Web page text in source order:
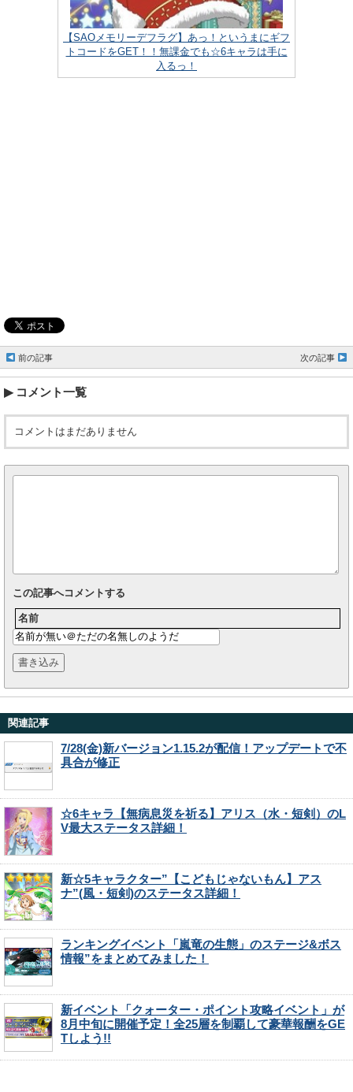
【SAOメモリーデフラグ】あっ！というまにギフ
トコードをGET！！無課金でも☆6キャラは手に
入るっ！
前の記事 次の記事
コメント一覧
コメントはまだありません
この記事へコメントする
名前
関連記事
7/28(金)新バージョン1.15.2が配信！アップデートで不
具合が修正
☆6キャラ【無病息災を祈る】アリス（水・短剣）のL
V最大ステータス詳細！
新☆5キャラクター”【こどもじゃないもん】アス
ナ”(風・短剣)のステータス詳細！
ランキングイベント「嵐竜の生態」のステージ&ボス
情報”をまとめてみました！
新イベント「クォーター・ポイント攻略イベント」が
8月中旬に開催予定！全25層を制覇して豪華報酬をGE
Tしよう!!